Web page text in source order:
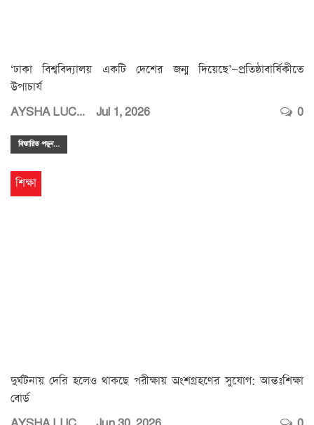
‘ঢাকা বিশ্ববিদ্যালয় একটি দেশের জন্ম দিয়েছে’—প্রতিষ্ঠাবার্ষিকীতে
উপাচার্য
AYSHA LUCKY Jul 1, 2026 0
বিস্তারিত পডুন...
শিক্ষা
দুর্ঘটনায় দেরি হলেও থাকছে পরীক্ষায় অংশগ্রহণের সুযোগ: আন্তঃশিক্ষা
বোর্ড